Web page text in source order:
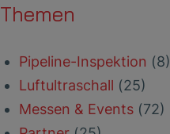
Themen
Pipeline-Inspektion (8)
Luftultraschall (25)
Messen & Events (72)